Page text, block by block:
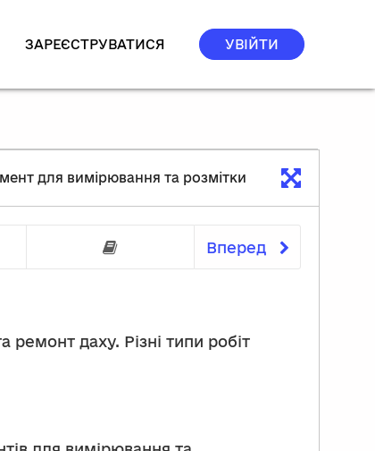
ЗАРЕЄСТРУВАТИСЯ УВІЙТИ
для вимірювання та розмітки
Вперед
даху. Різні типи робіт